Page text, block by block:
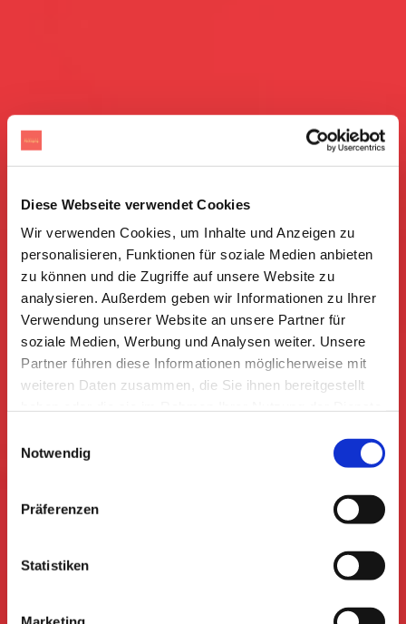
Diese Webseite verwendet Cookies
Wir verwenden Cookies, um Inhalte und Anzeigen zu
personalisieren, Funktionen für soziale Medien anbieten
zu können und die Zugriffe auf unsere Website zu
analysieren. Außerdem geben wir Informationen zu Ihrer
Verwendung unserer Website an unsere Partner für
soziale Medien, Werbung und Analysen weiter. Unsere
Partner führen diese Informationen möglicherweise mit
weiteren Daten zusammen, die Sie ihnen bereitgestellt
Cookies, wenn Sie unsere Webseite weiterhin nutzen.
Notwendig
Präferenzen
Statistiken